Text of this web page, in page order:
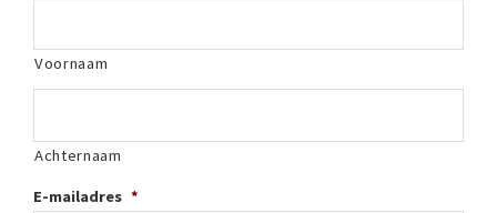
Voornaam
Achternaam
E-mailadres *